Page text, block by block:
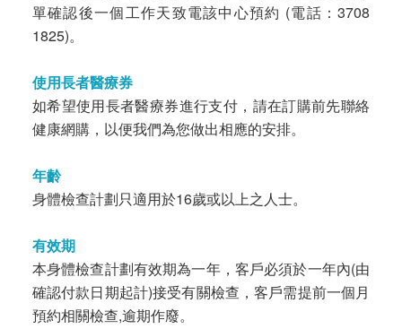
單確認後一個工作天致電該中心預約 (電話：3708
1825)。
使用長者醫療券
如希望使用長者醫療券進行支付，請在訂購前先聯絡
健康網購，以便我們為您做出相應的安排。
年齡
身體檢查計劃只適用於16歲或以上之人士。
有效期
本身體檢查計劃有效期為一年，客戶必須於一年內(由
確認付款日期起計)接受有關檢查，客戶需提前一個月
預約相關檢查,逾期作廢。